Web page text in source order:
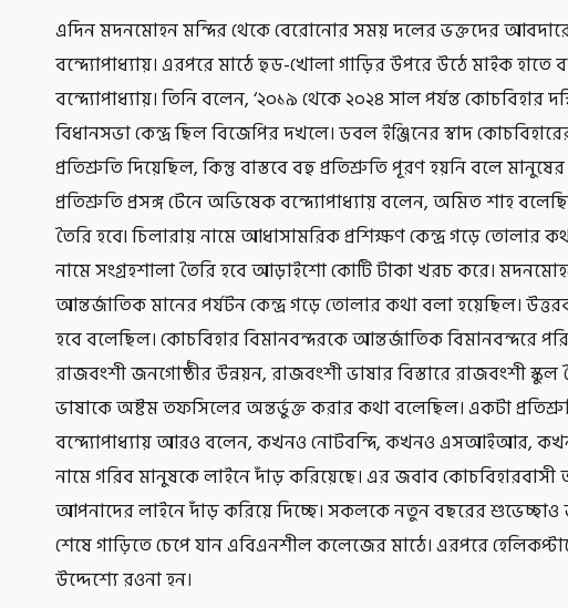
এদিন মদনমোহন মন্দির থেকে বেরোনোর সময় দলের ভক্তদের
বন্দ্যোপাধ্যায়। এরপরে মাঠে হুড-খোলা গাড়ির উপরে উঠে মাইক
বন্দ্যোপাধ্যায়। তিনি বলেন, ‘২০১৯ থেকে ২০২৪ সাল পর্যন্ত
বিধানসভা কেন্দ্র ছিল বিজেপির দখলে। ডবল ইঞ্জিনের স্বাদ
প্রতিশ্রুতি দিয়েছিল, কিন্তু বাস্তবে বহু প্রতিশ্রুতি পূরণ হয়নি বলে
প্রতিশ্রুতি প্রসঙ্গ টেনে অভিষেক বন্দ্যোপাধ্যায় বলেন, অমিত শাহ
তৈরি হবে৷ চিলারায় নামে আধাসামরিক প্রশিক্ষণ কেন্দ্র গড়ে তোলার
নামে সংগ্রহশালা তৈরি হবে আড়াইশো কোটি টাকা খরচ করে।
আন্তর্জাতিক মানের পর্যটন কেন্দ্র গড়ে তোলার কথা বলা হয়েছিল।
হবে বলেছিল। কোচবিহার বিমানবন্দরকে আন্তর্জাতিক বিমানবন্দরে
রাজবংশী জনগোষ্ঠীর উন্নয়ন, রাজবংশী ভাষার বিস্তারে রাজবংশী
ভাষাকে অষ্টম তফসিলের অন্তর্ভুক্ত করার কথা বলেছিল। একটা
বন্দ্যোপাধ্যায় আরও বলেন, কখনও নোটবন্দি, কখনও এসআইআর,
নামে গরিব মানুষকে লাইনে দাঁড় করিয়েছে। এর জবাব কোচবিহারবাসী
আপনাদের লাইনে দাঁড় করিয়ে দিচ্ছে। সকলকে নতুন বছরের শুভেচ্ছাও
শেষে গাড়িতে চেপে যান এবিএনশীল কলেজের মাঠে। এরপরে
উদ্দেশ্যে রওনা হন।